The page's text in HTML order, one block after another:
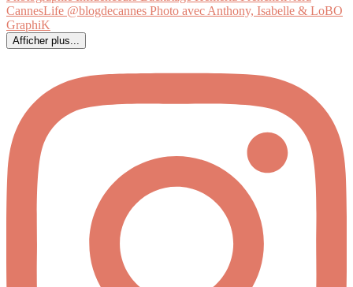
Afficher plus...